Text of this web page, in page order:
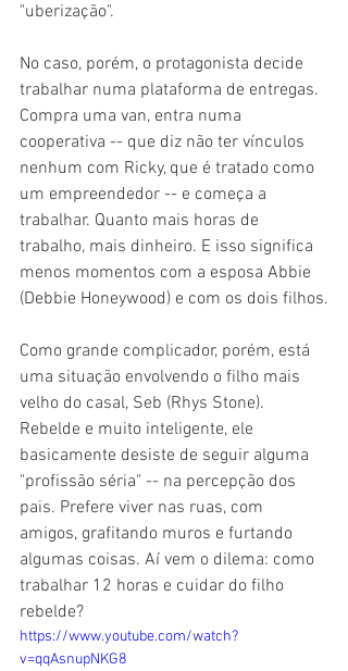
"uberização".
No caso, porém, o protagonista decide
trabalhar numa plataforma de entregas.
Compra uma van, entra numa
cooperativa -- que diz não ter vínculos
nenhum com Ricky, que é tratado como
um empreendedor -- e começa a
trabalhar. Quanto mais horas de
trabalho, mais dinheiro. E isso significa
menos momentos com a esposa Abbie
(Debbie Honeywood) e com os dois filhos.
Como grande complicador, porém, está
uma situação envolvendo o filho mais
velho do casal, Seb (Rhys Stone).
Rebelde e muito inteligente, ele
basicamente desiste de seguir alguma
"profissão séria" -- na percepção dos
pais. Prefere viver nas ruas, com
amigos, grafitando muros e furtando
algumas coisas. Aí vem o dilema: como
trabalhar 12 horas e cuidar do filho
rebelde?
https://www.youtube.com/watch?
v=qqAsnupNKG8